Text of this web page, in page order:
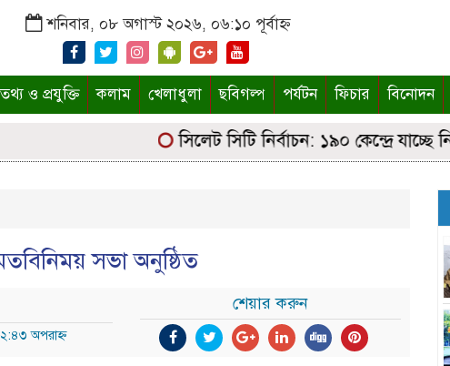
শনিবার, ০৮ অগাস্ট ২০২৬, ০৬:১০ পূর্বাহ্ন
তথ্য ও প্রযুক্তি কলাম খেলাধুলা ছবিগল্প পর্যটন ফিচার বিনোদন
সিলেট সিটি নির্বাচন: ১৯০ কেন্দ্রে যাচ্ছে
সভা অনুষ্ঠিত
অপরাহ্ন
শেয়ার করুন